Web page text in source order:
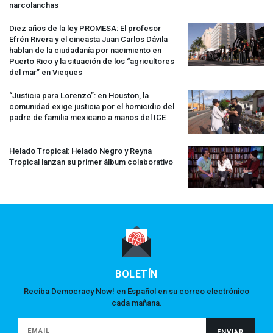
narcolanchas
Diez años de la ley PROMESA: El profesor
Efrén Rivera y el cineasta Juan Carlos Dávila
hablan de la ciudadanía por nacimiento en
Puerto Rico y la situación de los “agricultores
del mar” en Vieques
“Justicia para Lorenzo”: en Houston, la
comunidad exige justicia por el homicidio del
padre de familia mexicano a manos del ICE
Helado Tropical: Helado Negro y Reyna
Tropical lanzan su primer álbum colaborativo
BOLETÍN
Reciba Democracy Now! en Español en su correo electrónico
cada mañana.